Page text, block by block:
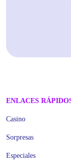
ENLACES
Casino
Sorpresas
Especiales